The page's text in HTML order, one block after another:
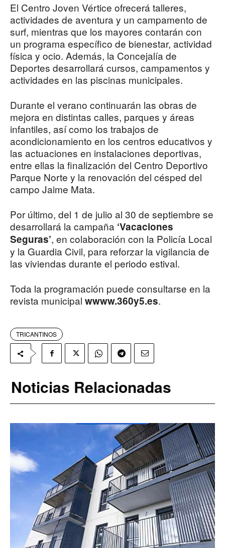
El Centro Joven Vértice ofrecerá talleres,
actividades de aventura y un campamento de
surf, mientras que los mayores contarán con
un programa específico de bienestar, actividad
física y ocio. Además, la Concejalía de
Deportes desarrollará cursos, campamentos y
actividades en las piscinas municipales.
Durante el verano continuarán las obras de
mejora en distintas calles, parques y áreas
infantiles, así como los trabajos de
acondicionamiento en los centros educativos y
las actuaciones en instalaciones deportivas,
entre ellas la finalización del Centro Deportivo
Parque Norte y la renovación del césped del
campo Jaime Mata.
Por último, del 1 de julio al 30 de septiembre se
desarrollará la campaña ‘Vacaciones
Seguras’, en colaboración con la Policía Local
y la Guardia Civil, para reforzar la vigilancia de
las viviendas durante el periodo estival.
Toda la programación puede consultarse en la
revista municipal wwww.360y5.es.
TRICANTINOS
Noticias Relacionadas